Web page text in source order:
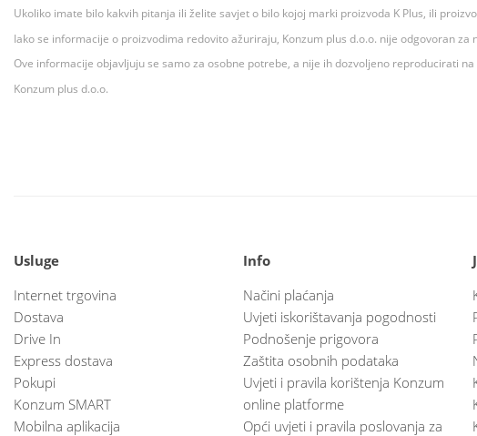
Ukoliko imate bilo kakvih pitanja ili želite savjet o bilo kojoj marki proizvoda K Plus, ili
Iako se informacije o proizvodima redovito ažuriraju, Konzum plus d.o.o. nije odgovoran
Ove informacije objavljuju se samo za osobne potrebe, a nije ih dozvoljeno reproducirati
Konzum plus d.o.o.
Usluge
Internet trgovina
Dostava
Drive In
Express dostava
Pokupi
Konzum SMART
Mobilna aplikacija
Info
Načini plaćanja
Uvjeti iskorištavanja pogodnosti
Podnošenje prigovora
Zaštita osobnih podataka
Uvjeti i pravila korištenja Konzum
online platforme
Opći uvjeti i pravila poslovanja za